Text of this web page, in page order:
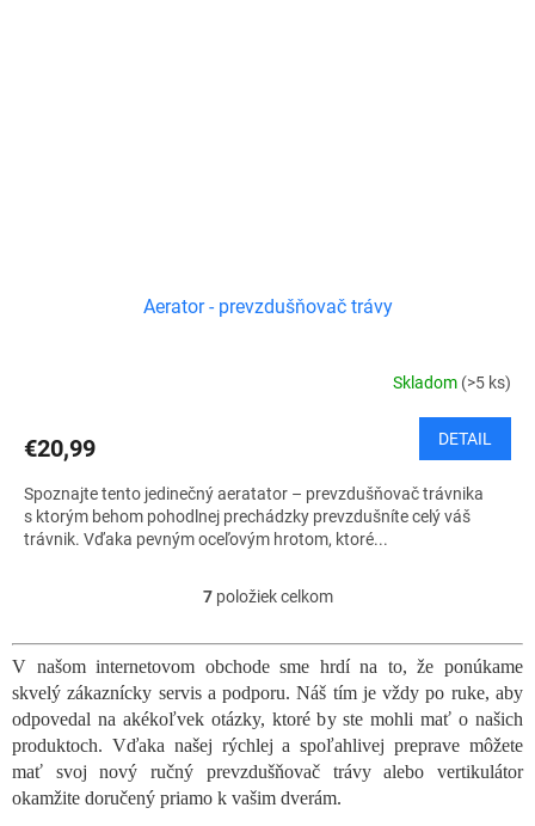
Aerator - prevzdušňovač trávy
Skladom (>5 ks)
€20,99 DETAIL
Spoznajte tento jedinečný aeratator – prevzdušňovač trávnika
s ktorým behom pohodlnej prechádzky prevzdušníte celý váš
trávnik. Vďaka pevným oceľovým hrotom, ktoré...
O
l
á
d
a
c
i
p
7položiek celkom
V našom internetovom obchode sme hrdí na to, že ponúkame
skvelý zákaznícky servis a podporu. Náš tím je vždy po ruke, aby
odpovedal na akékoľvek otázky, ktoré by ste mohli mať o našich
produktoch. Vďaka našej rýchlej a spoľahlivej preprave môžete
mať svoj nový ručný prevzdušňovač trávy alebo vertikulátor
okamžite doručený priamo k vašim dverám.